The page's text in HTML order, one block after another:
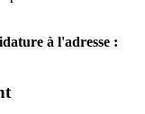
à l'adresse :